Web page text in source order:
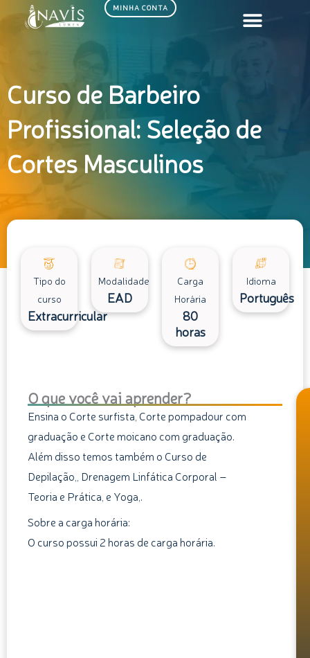
MINHA CONTA
Curso de Barbeiro
Profissional: Seleção de
Cortes Masculinos
Tipo do
curso
Extracurricular
Modalidade
EAD
Carga
Horária
80
horas
Idioma
Português
O que você vai aprender?
Ensina o Corte surfista, Corte pompadour com
graduação e Corte moicano com graduação.
Além disso temos também o Curso de
Depilação,, Drenagem Linfática Corporal –
Teoria e Prática, e Yoga,.
Sobre a carga horária:
O curso possui 2 horas de carga horária.